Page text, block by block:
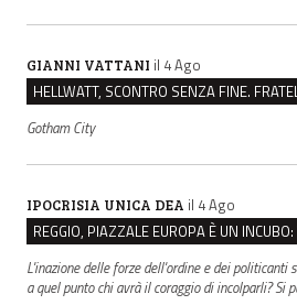
GIANNI VATTANI il 4 Ago
Gotham City
IPOCRISIA UNICA DEA il 4 Ago
L'inazione delle forze dell'ordine e dei
a quel punto chi avrà il coraggio di incolparli? Si